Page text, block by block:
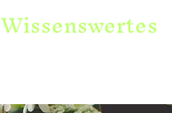
Wissenswertes